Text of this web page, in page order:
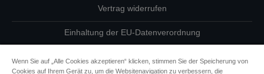
Vertrag widerrufen
Einhaltung der EU-Datenverordnung
Wenn Sie auf „Alle Cookies akzeptieren“ klicken, stimmen Sie der Speicherung von
Cookies auf Ihrem Gerät zu, um die Websitenavigation zu verbessern, die